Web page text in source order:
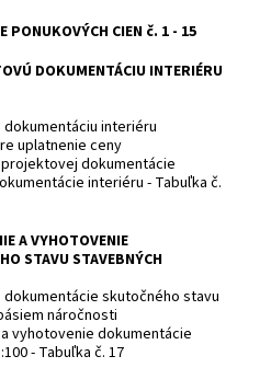
PONUKOVÝCH CIEN č. 1 - 15
DOKUMENTÁCIU INTERIÉRU
interiéru
uplatnenie ceny
dokumentácie
interiéru - Tabuľka č.
A VYHOTOVENIE
STAVU STAVEBNÝCH
skutočného stavu
náročnosti
vyhotovenie dokumentácie
- Tabuľka č. 17